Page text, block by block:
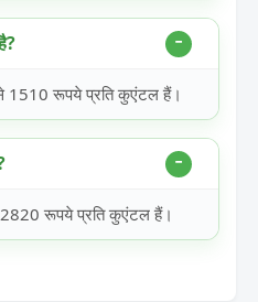
रूपये प्रति कुएंटल हैं।
रूपये प्रति कुएंटल हैं।